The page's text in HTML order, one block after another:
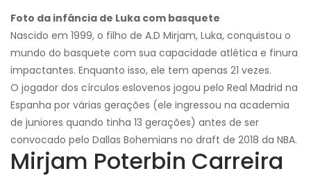
Foto da infância de Luka com basquete
Nascido em 1999, o filho de A.D Mirjam, Luka, conquistou o
mundo do basquete com sua capacidade atlética e finura
impactantes. Enquanto isso, ele tem apenas 21 vezes.
O jogador dos círculos eslovenos jogou pelo Real Madrid na
Espanha por várias gerações (ele ingressou na academia
de juniores quando tinha 13 gerações) antes de ser
convocado pelo Dallas Bohemians no draft de 2018 da NBA.
Mirjam Poterbin Carreira